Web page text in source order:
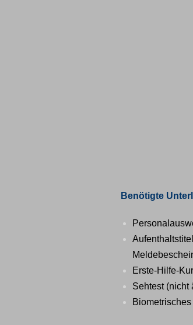
Benötigte
Erste-Hilfe-
Sehtest (nicht